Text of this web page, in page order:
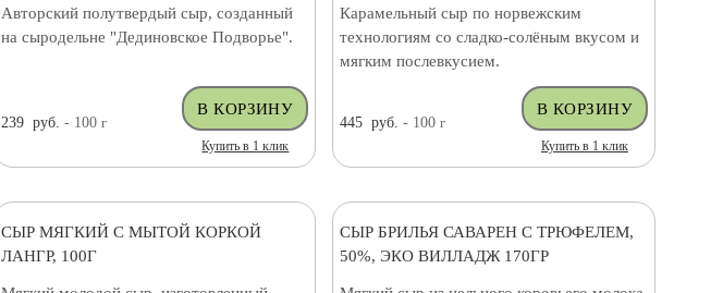
Авторский полутвердый сыр, созданный
на сыродельне "Дединовское Подворье".
239 руб. - 100 г
Купить в 1 клик
Карамельный сыр по норвежским
технологиям со сладко-солёным вкусом и
мягким послевкусием.
445 руб. - 100г
Купить в 1 клик
СЫР МЯГКИЙ С МЫТОЙ КОРКОЙ
ЛАНГР, 100Г
СЫР БРИЛЬЯ САВАРЕН С ТРЮФЕЛЕМ,
50%, ЭКО ВИЛЛАДЖ 170ГР